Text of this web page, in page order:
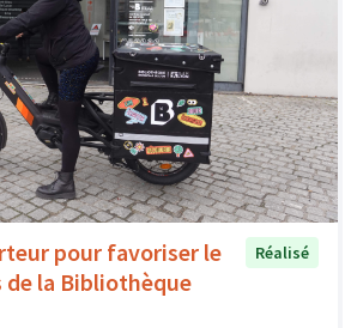
pour favoriser le
la Bibliothèque
Réalisé